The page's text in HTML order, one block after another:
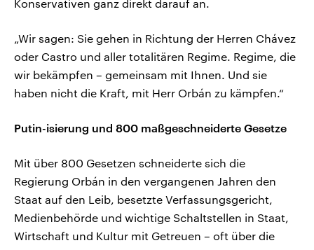
Konservativen ganz direkt darauf an.
„Wir sagen: Sie gehen in Richtung der Herren Chávez
oder Castro und aller totalitären Regime. Regime, die
wir bekämpfen – gemeinsam mit Ihnen. Und sie
haben nicht die Kraft, mit Herr Orbán zu kämpfen.“
Putin-isierung und 800 maßgeschneiderte Gesetze
Mit über 800 Gesetzen schneiderte sich die
Regierung Orbán in den vergangenen Jahren den
Staat auf den Leib, besetzte Verfassungsgericht,
Medienbehörde und wichtige Schaltstellen in Staat,
Wirtschaft und Kultur mit Getreuen – oft über die